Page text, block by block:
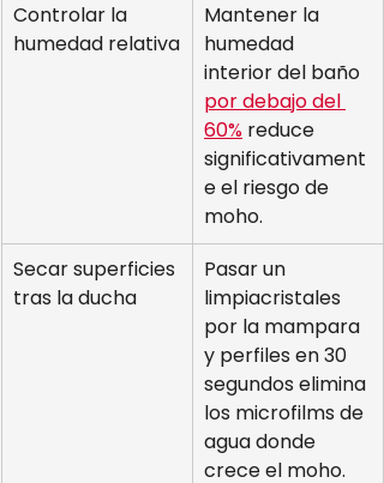
Controlar la
humedad relativa
Mantener la
humedad
interior del baño
por debajo del
60% reduce
significativament
e el riesgo de
moho.
Secar superficies
tras la ducha
Pasar un
limpiacristales
por la mampara
y perfiles en 30
segundos elimina
los microfilms de
agua donde
crece el moho.